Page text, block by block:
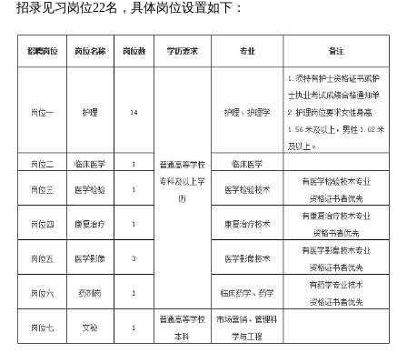
招录见习岗位22名，具体岗位设置如下：